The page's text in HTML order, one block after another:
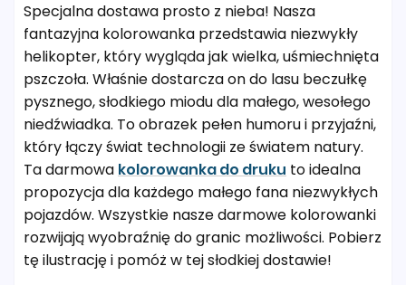
Specjalna dostawa prosto z nieba! Nasza
fantazyjna kolorowanka przedstawia niezwykły
helikopter, który wygląda jak wielka, uśmiechnięta
pszczoła. Właśnie dostarcza on do lasu beczułkę
pysznego, słodkiego miodu dla małego, wesołego
niedźwiadka. To obrazek pełen humoru i przyjaźni,
który łączy świat technologii ze światem natury.
Ta darmowa kolorowanka do druku to idealna
propozycja dla każdego małego fana niezwykłych
pojazdów. Wszystkie nasze darmowe kolorowanki
rozwijają wyobraźnię do granic możliwości. Pobierz
tę ilustrację i pomóż w tej słodkiej dostawie!